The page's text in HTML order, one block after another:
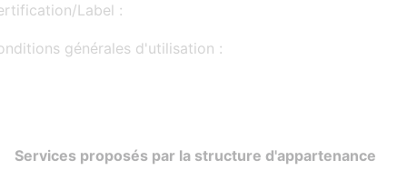
Label :
générales d'utilisation :
Services proposés par la structure d'appartenance